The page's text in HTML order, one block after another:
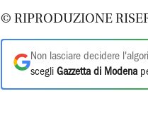
© RIPRODUZIONE
Non lasciare decidere
scegli Gazzetta di Modena